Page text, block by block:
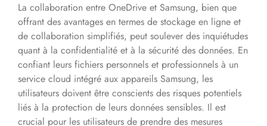
La collaboration entre OneDrive et Samsung, bien que
offrant des avantages en termes de stockage en ligne et
de collaboration simplifiés, peut soulever des inquiétudes
quant à la confidentialité et à la sécurité des données. En
confiant leurs fichiers personnels et professionnels à un
service cloud intégré aux appareils Samsung, les
utilisateurs doivent être conscients des risques potentiels
liés à la protection de leurs données sensibles. Il est
crucial pour les utilisateurs de prendre des mesures